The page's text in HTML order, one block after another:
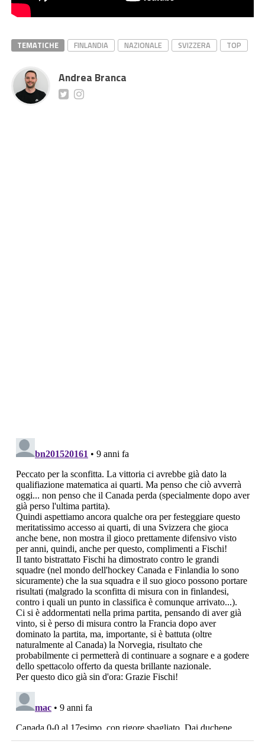
TEMATICHE FINLANDIA NAZIONALE SVIZZERA TOP
Andrea Branca